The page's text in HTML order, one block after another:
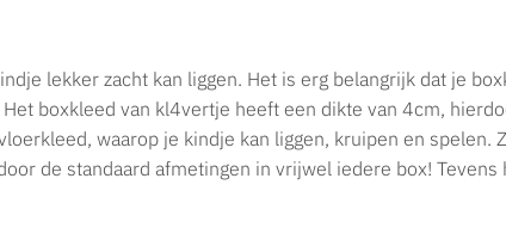
lekker zacht kan liggen. Het is erg belangrijk dat je
boxkleed van kl4vertje heeft een dikte van 4cm,
waarop je kindje kan liggen, kruipen en spelen.
de standaard afmetingen in vrijwel iedere box!